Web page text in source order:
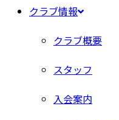
クラブ情報
クラブ概要
スタッフ
入会案内